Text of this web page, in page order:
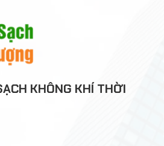
KHÔNG KHÍ THỜI